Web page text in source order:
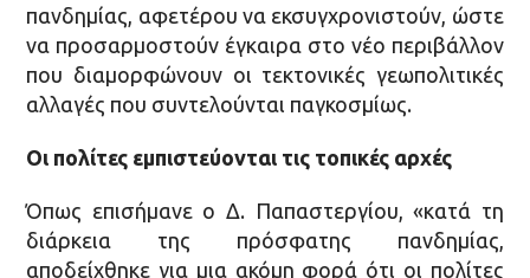
πανδημίας, αφετέρου να εκσυγχρονιστούν, ώστε
να προσαρμοστούν έγκαιρα στο νέο περιβάλλον
που διαμορφώνουν οι τεκτονικές γεωπολιτικές
αλλαγές που συντελούνται παγκοσμίως.
Οι πολίτες εμπιστεύονται τις τοπικές αρχές
Όπως επισήμανε ο Δ. Παπαστεργίου, «κατά τη
διάρκεια της πρόσφατης πανδημίας,
αποδείχθηκε για μια ακόμη φορά ότι οι πολίτες